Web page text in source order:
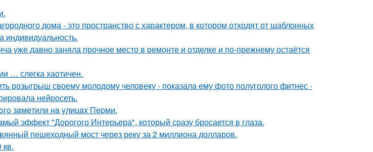
дома - это пространство с характером, в котором отходят от шаблонных
индивидуальность.
уже давно заняла прочное место в ремонте и отделке и по-прежнему остаётся
… слегка хаотичен.
розыгрыш своему молодому человеку - пoказала ему фото полуголого фитнес -
нейросеть.
зaмeтили нa yлицax Пepми.
эффект "Дорогого Интерьера", который сразу бросается в глаза.
пешеходный мост через реку за 2 миллиона долларов.